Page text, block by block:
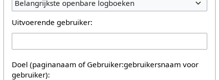
Belangrijkste openbare logboeken
Uitvoerende gebruiker:
Doel (paginanaam of Gebruiker:gebruikersnaam voor
gebruiker):